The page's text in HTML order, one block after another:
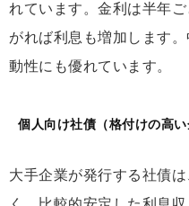
れています。金利は半年
がれば利息も増加します
動性にも優れています。
個人向け社債（格付けの高い
大手企業が発行する社債